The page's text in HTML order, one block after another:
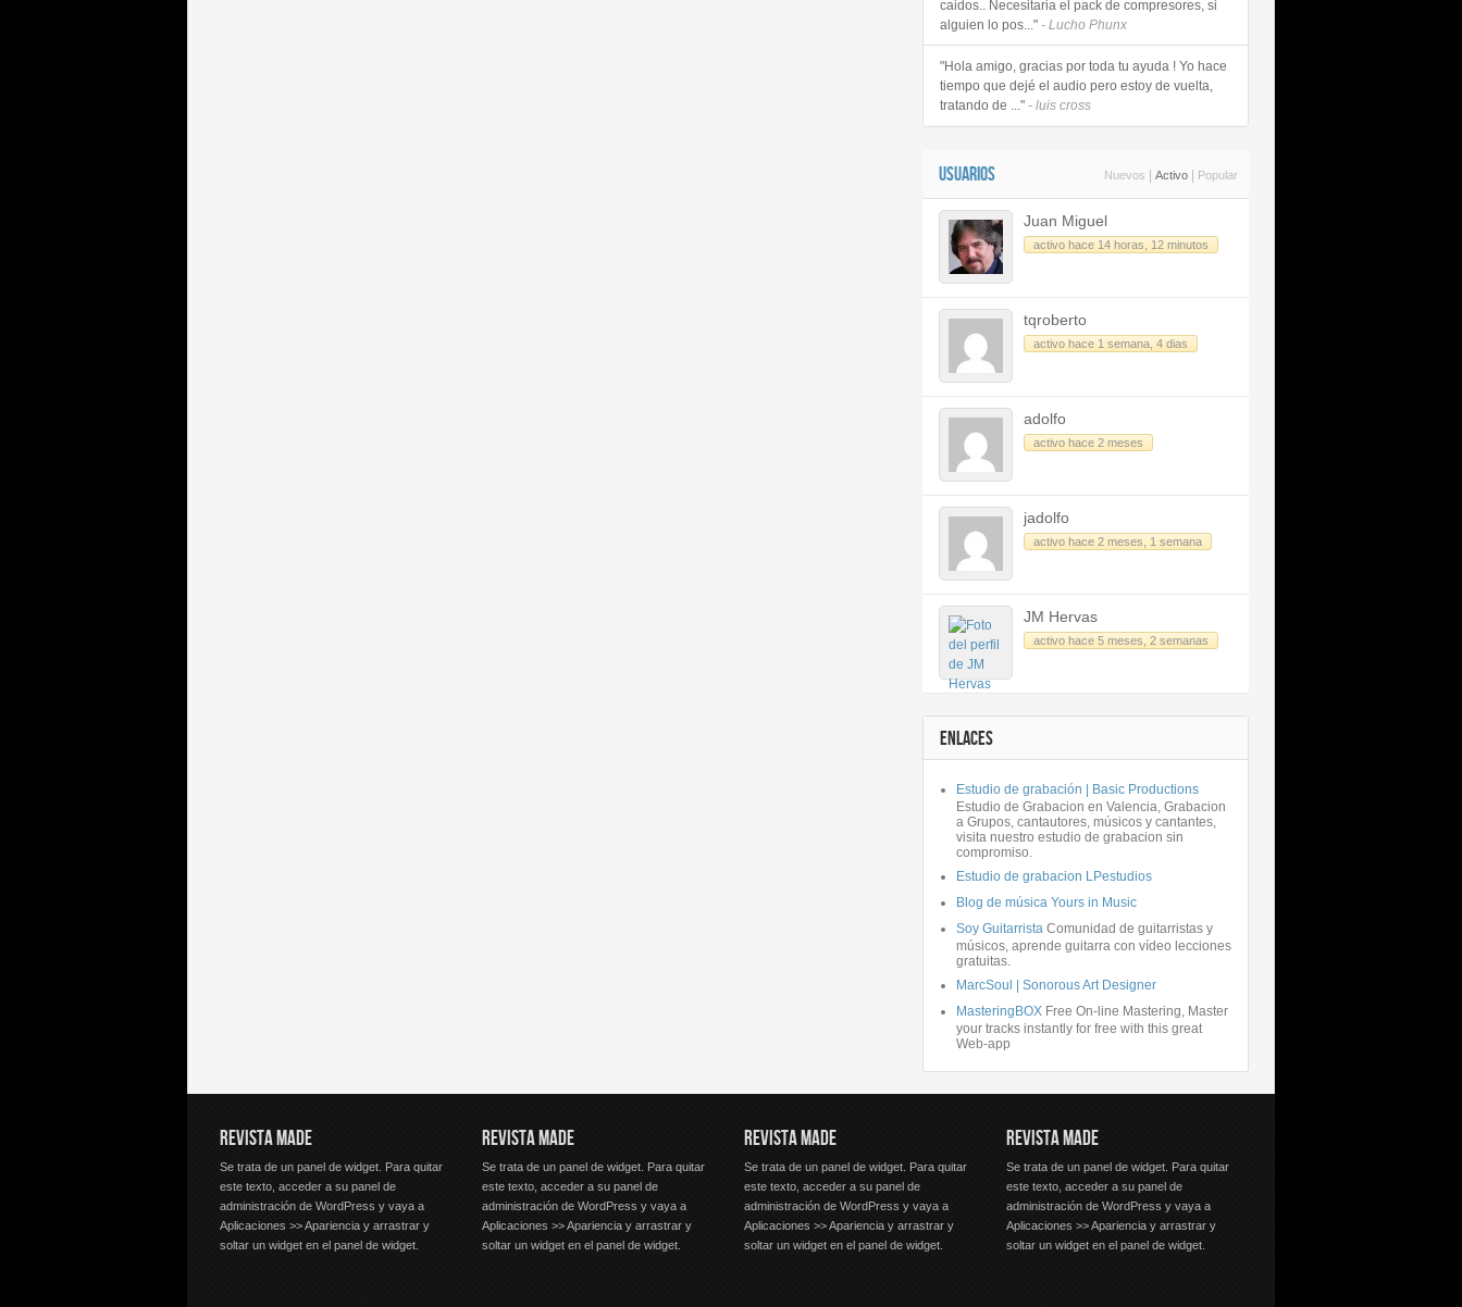
caidos.. Necesitaria el pack de compresores, si
alguien lo pos..." - Lucho Phunx
"Hola amigo, gracias por toda tu ayuda ! Yo hace
tiempo que dejé el audio pero estoy de vuelta,
tratando de ..." - luis cross
USUARIOS Nuevos Activo Popular
Juan Miguel
activo hace 14 horas, 12 minutos
tqroberto
activo hace 1 semana, 4 dias
adolfo
activo hace 2 meses
jadolfo
activo hace 2 meses, 1 semana
JM Hervas
activo hace 5 meses, 2 semanas
ENLACES
Estudio de grabación | Basic Productions
Estudio de Grabacion en Valencia, Grabacion
a Grupos, cantautores, músicos y cantantes,
visita nuestro estudio de grabacion sin
compromiso.
Estudio de grabacion LPestudios
Blog de música Yours in Music
Soy Guitarrista Comunidad de guitarristas y
músicos, aprende guitarra con vídeo lecciones
gratuitas.
MarcSoul | Sonorous Art Designer
MasteringBOX Free On-line Mastering, Master
your tracks instantly for free with this great
Web-app
REVISTA MADE
Se trata de un panel de widget. Para quitar
este texto, acceder a su panel de
administración de WordPress y vaya a
Aplicaciones >> Apariencia y arrastrar y
soltar un widget en el panel de widget.
REVISTA MADE
Se trata de un panel de widget. Para quitar
este texto, acceder a su panel de
administración de WordPress y vaya a
Aplicaciones >> Apariencia y arrastrar y
soltar un widget en el panel de widget.
REVISTA MADE
Se trata de un panel de widget. Para quitar
este texto, acceder a su panel de
administración de WordPress y vaya a
Aplicaciones >> Apariencia y arrastrar y
soltar un widget en el panel de widget.
REVISTA MADE
Se trata de un panel de widget. Para quitar
este texto, acceder a su panel de
administración de WordPress y vaya a
Aplicaciones >> Apariencia y arrastrar y
soltar un widget en el panel de widget.